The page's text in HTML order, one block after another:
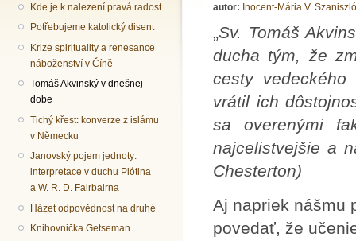
Kde je k nalezení pravá radost
Potřebujeme katolický disent
Krize spirituality a renesance
náboženství v Číně
Tomáš Akvinský v dnešnej
dobe
Tichý křest: konverze z islámu
v Německu
Janovský pojem jednoty:
interpretace v duchu Plótina
a W. R. D. Fairbairna
Házet odpovědnost na druhé
Knihovnička Getseman
autor: Inocent-Mária V.
„Sv. Tomáš
ducha tým, že
cesty vedeckého
vrátil ich
sa overenými
najcelistvejšie a
Chesterton)
Aj napriek nášmu
povedať, že